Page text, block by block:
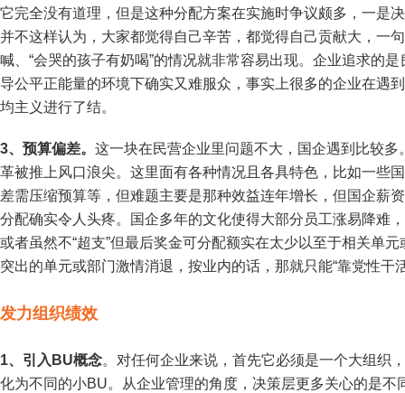
它完全没有道理，但是这种分配方案在实施时争议颇多，一是
并不这样认为，大家都觉得自己辛苦，都觉得自己贡献大，一
喊、“会哭的孩子有奶喝”的情况就非常容易出现。企业追求的
导公平正能量的环境下确实又难服众，事实上很多的企业在遇
均主义进行了结。
3、预算偏差。 这一块在民营企业里问题不大，国企遇到比较
革被推上风口浪尖。这里面有各种情况且各具特色，比如一些
差需压缩预算等，但难题主要是那种效益连年增长，但国企薪
分配确实令人头疼。国企多年的文化使得大部分员工涨易降难
或者虽然不“超支”但最后奖金可分配额实在太少以至于相关单
突出的单元或部门激情消退，按业内的话，那就只能“靠党性干
发力组织绩效
1、引入BU概念。对任何企业来说，首先它必须是一个大组织
化为不同的小BU。从企业管理的角度，决策层更多关心的是